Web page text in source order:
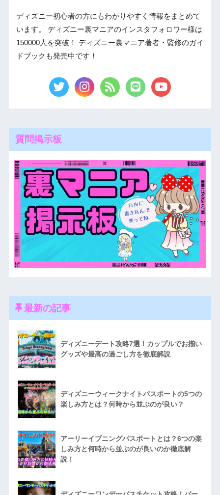
ディズニー初心者の方にもわかりやすく情報をまとめて
います。 ディズニー裏マニアのインスタフォロワー様は
150000人を突破！ ディズニー裏マニア著者・監修のガイ
ドブックも発売中です！
質問掲示板
最新の記事
ディズニーデート攻略7選！カップルでお揃い
グッズや最高の過ごし方を徹底解説
ディズニーウィークナイトパスポートの5つの
楽しみ方とは？何時から並ぶのが良い？
アーリーイブニングパスポートとは？6つの楽
しみ方と何時から並ぶのが良いのか徹底解
説！